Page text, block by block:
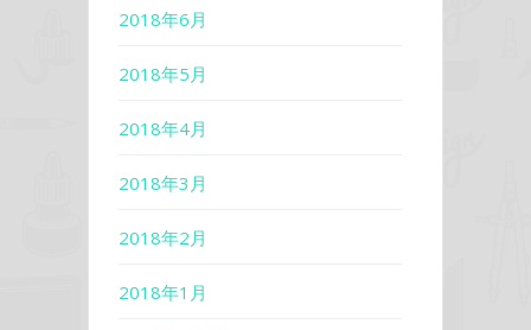
2018年6月
2018年5月
2018年4月
2018年3月
2018年2月
2018年1月